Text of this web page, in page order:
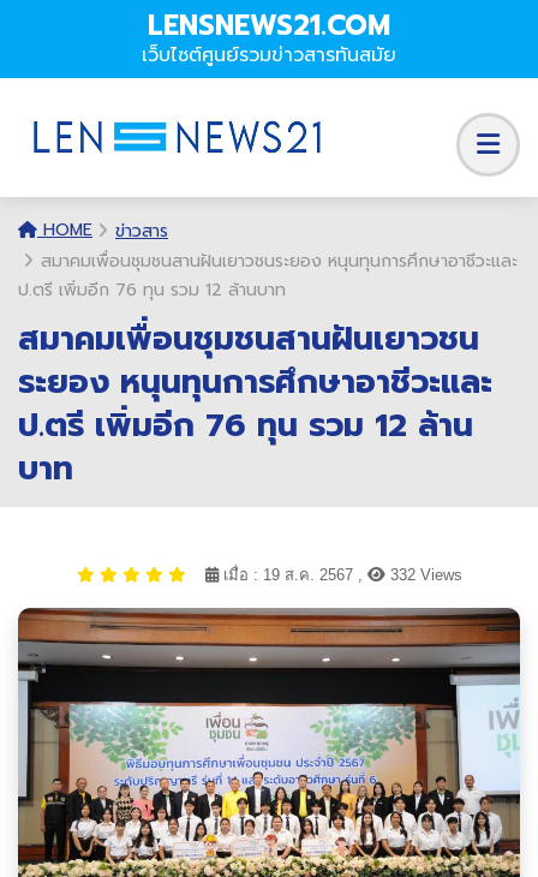
LENSNEWS21.COM
เว็บไซต์ศูนย์รวมข่าวสารทันสมัย
HOME
ข่าวสาร
สมาคมเพื่อนชุมชนสานฝันเยาวชนระยอง หนุนทุนการศึกษาอาชีวะและ
ป.ตรี เพิ่มอีก 76 ทุน รวม 12 ล้านบาท
สมาคมเพื่อนชุมชนสานฝันเยาวชน
ระยอง หนุนทุนการศึกษาอาชีวะและ
ป.ตรี เพิ่มอีก 76 ทุน รวม 12 ล้าน
บาท
เมื่อ : 19 ส.ค. 2567 , 332 Views